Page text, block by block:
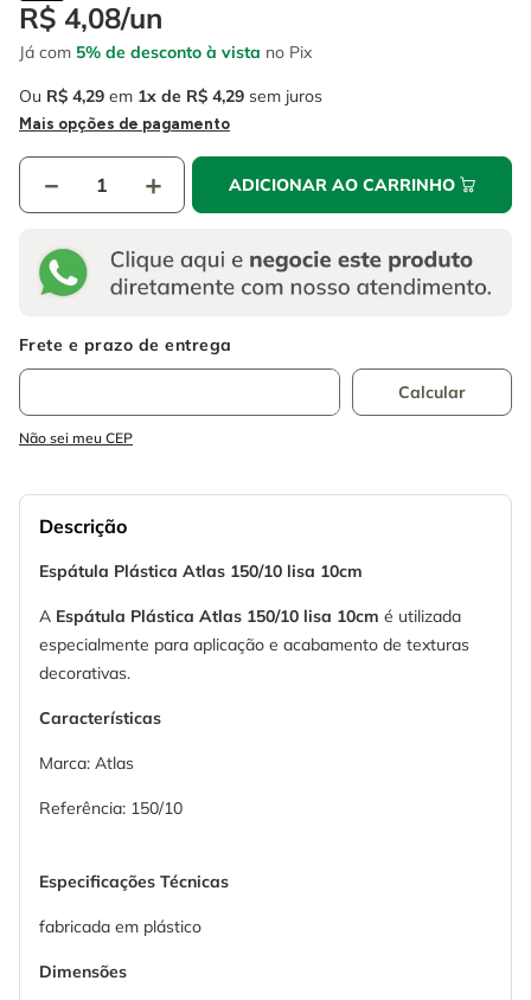
R$ 4,08/un
Já com 5% de desconto à vista no Pix
Ou R$ 4,29 em 1 R$ 4,29 sem juros
Mais opções de pagamento
＋
－ ADICIONAR AO CARRINHO
Não sei meu CEP
Descrição
Espátula Plástica Atlas 150/10 lisa 10cm
A Espátula Plástica Atlas 150/10 lisa 10cm é utilizada
especialmente para aplicação e acabamento de texturas
decorativas.
Características
Marca: Atlas
Referência: 150/10
Especificações Técnicas
fabricada em plástico
Dimensões
6 fio
7º serra copo
8º martelete
chave impacto
º esmerilhadeira
º serra circular
º fio
martelete
chave impacto